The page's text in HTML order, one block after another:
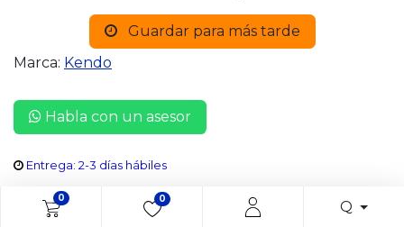
0 0 Q
Guardar para más tarde
Marca: Kendo
Habla con un asesor
Entrega: 2-3 días hábiles
Share :